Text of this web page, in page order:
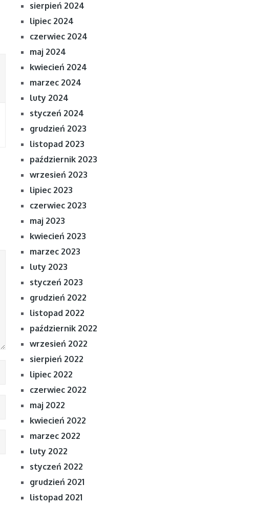
sierpień 2024
lipiec 2024
czerwiec 2024
maj 2024
kwiecień 2024
marzec 2024
luty 2024
styczeń 2024
grudzień 2023
listopad 2023
październik 2023
wrzesień 2023
lipiec 2023
czerwiec 2023
maj 2023
kwiecień 2023
marzec 2023
luty 2023
styczeń 2023
grudzień 2022
listopad 2022
październik 2022
wrzesień 2022
sierpień 2022
lipiec 2022
czerwiec 2022
maj 2022
kwiecień 2022
marzec 2022
luty 2022
styczeń 2022
grudzień 2021
listopad 2021